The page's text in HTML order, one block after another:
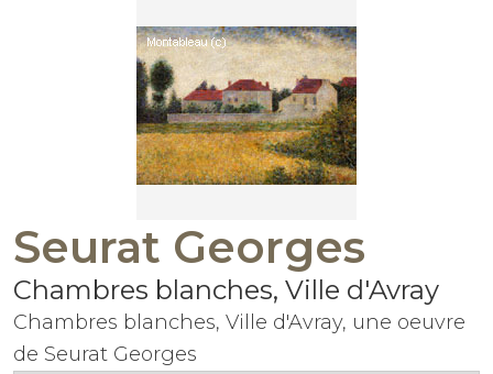
Seurat Georges
Chambres blanches, Ville d'Avray
Chambres blanches, Ville d'Avray, une oeuvre
de Seurat Georges